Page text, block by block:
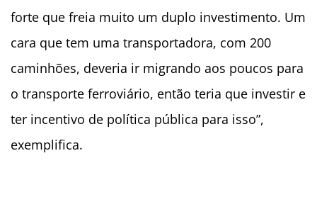
forte que freia muito um duplo investimento. Um
cara que tem uma transportadora, com 200
caminhões, deveria ir migrando aos poucos para
o transporte ferroviário, então teria que investir e
ter incentivo de política pública para isso”,
exemplifica.